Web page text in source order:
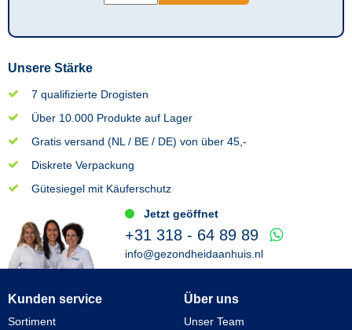
Unsere Stärke
7 qualifizierte Drogisten
Über 10.000 Produkte auf Lager
Gratis versand (NL / BE / DE) von über 45,-
Diskrete Verpackung
Gütesiegel mit Käuferschutz
Jetzt geöffnet
+31 318 - 64 89 89
info@gezondheidaanhuis.nl
Kunden service
Sortiment
Über uns
Unser Team